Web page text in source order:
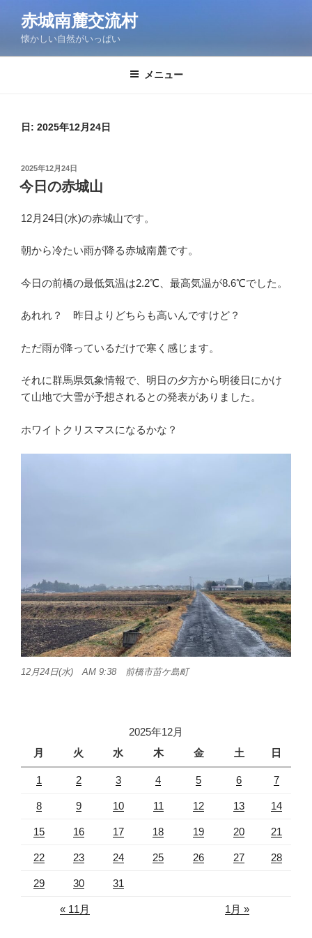
ン
赤城南麓交流村
懐かしい自然がいっぱい
メニュー
日: 2025年12月24日
投
稿
日:
2025年12月24日
今日の赤城山
12月24日(水)の赤城山です。
朝から冷たい雨が降る赤城南麓です。
今日の前橋の最低気温は2.2℃、最高気温が8.6℃でした。
あれれ？ 昨日よりどちらも高いんですけど？
ただ雨が降っているだけで寒く感じます。
それに群馬県気象情報で、明日の夕方から明後日にかけ
て山地で大雪が予想されるとの発表がありました。
ホワイトクリスマスになるかな？
12月24日(水) AM 9:38 前橋市苗ケ島町
2025年12月
月
火 水 木 金 土 日
1 2 3 4 5 6 7
8 9 10 11 12 13 14
15 16 17 18 19 20 21
22 23 24 25 26 27 28
29 30 31
« 11月 1月 »